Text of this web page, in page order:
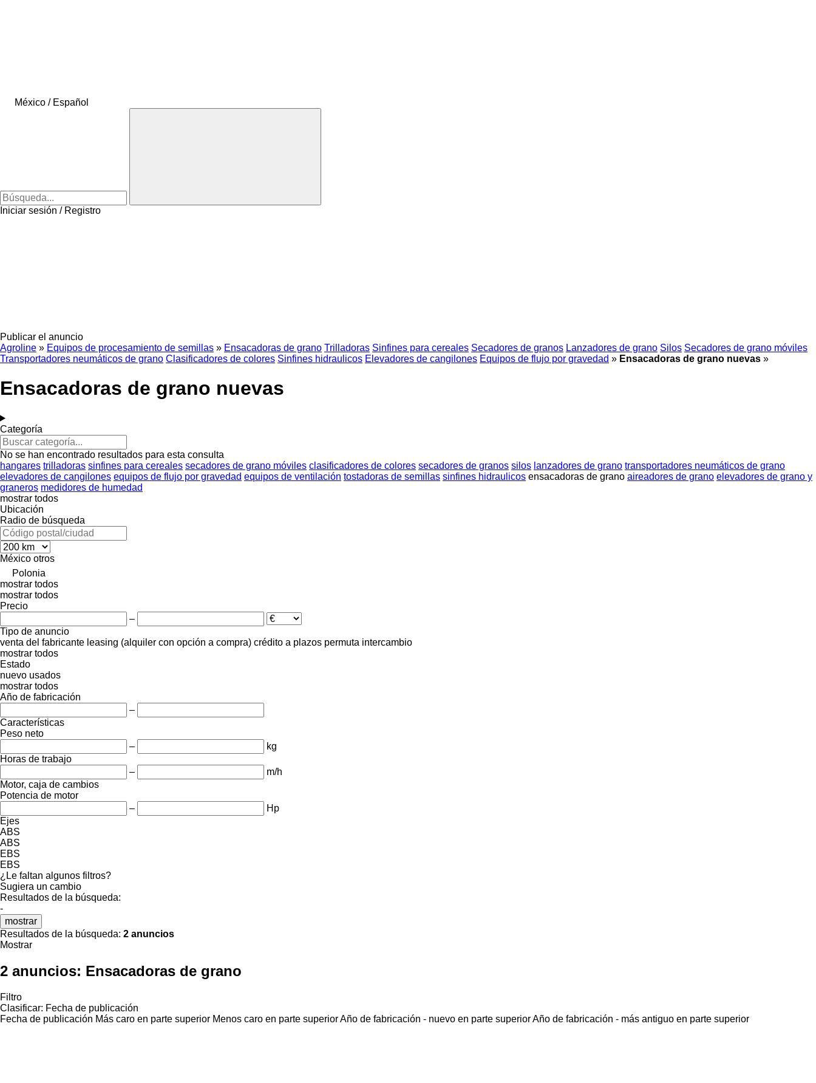
México / Español
Iniciar sesión / Registro
Publicar el anuncio
Agroline » Equipos de procesamiento de semillas » Ensacadoras de grano Trilladoras Sinfines para cereales Secadores de granos Lanzadores de grano Silos Secadores de grano móviles
Transportadores neumáticos de grano Clasificadores de colores Sinfines hidraulicos Elevadores de cangilones Equipos de flujo por gravedad » Ensacadoras de grano nuevas »
Ensacadoras de grano nuevas
Categoría
No se han encontrado resultados para esta consulta
hangares trilladoras sinfines para cereales secadores de grano móviles clasificadores de colores secadores de granos silos lanzadores de grano transportadores neumáticos de grano
elevadores de cangilones equipos de flujo por gravedad equipos de ventilación tostadoras de semillas sinfines hidraulicos ensacadoras de grano aireadores de grano elevadores de grano y
graneros medidores de humedad
mostrar todos
Ubicación
Radio de búsqueda
México otros
Polonia
mostrar todos
mostrar todos
Precio
–
Tipo de anuncio
venta del fabricante leasing (alquiler con opción a compra) crédito a plazos permuta intercambio
mostrar todos
Estado
nuevo usados
mostrar todos
Año de fabricación
–
Características
Peso neto
–
kg
Horas de trabajo
–
m/h
Motor, caja de cambios
Potencia de motor
–
Hp
Ejes
ABS
ABS
EBS
EBS
¿Le faltan algunos filtros?
Sugiera un cambio
Resultados de la búsqueda:
-
mostrar
Resultados de la búsqueda: 2 anuncios
Mostrar
2 anuncios: Ensacadoras de grano
Filtro
Clasificar: Fecha de publicación
Fecha de publicación Más caro en parte superior Menos caro en parte superiorAño de fabricación - nuevo en parte superiorAño de fabricación - más antiguo en parte superior